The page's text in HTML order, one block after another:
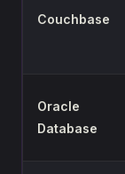
Couchbase
Oracle
Database